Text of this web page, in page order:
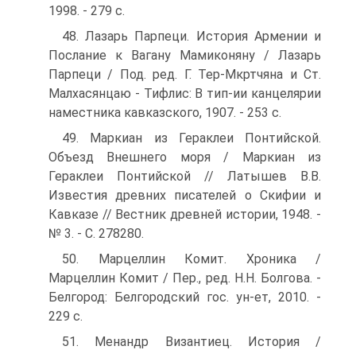
1998. - 279 с.
48. Лазарь Парпеци. История Армении и
Послание к Вагану Мамиконяну / Лазарь
Парпеци / Под. ред. Г. Тер-Мкртчяна и Ст.
Малхасянцаю - Тифлис: В тип-ии канцелярии
наместника кавказского, 1907. - 253 с.
49. Маркиан из Гераклеи Понтийской.
Объезд Внешнего моря / Маркиан из
Гераклеи Понтийской // Латышев В.В.
Известия древних писателей о Скифии и
Кавказе // Вестник древней истории, 1948. -
№ 3. - С. 278280.
50. Марцеллин Комит. Хроника /
Марцеллин Комит / Пер., ред. Н.Н. Болгова. -
Белгород: Белгородский гос. ун-ет, 2010. -
229 с.
51. Менандр Византиец. История /